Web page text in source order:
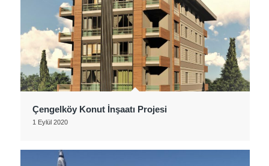
Çengelköy Konut İnşaatı Projesi
1 Eylül 2020